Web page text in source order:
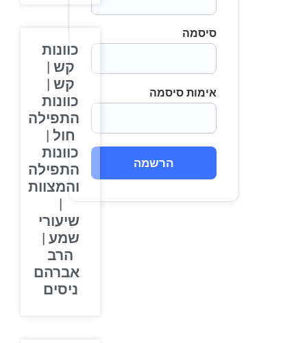
סיסמה
אימות סיסמה
הרשמה
כוונות
קש |
קש |
כוונות
התפילה
חול |
כוונות
התפילה
והמצוות
שיעורי
שמע |
הרב
אברהם
ניסים